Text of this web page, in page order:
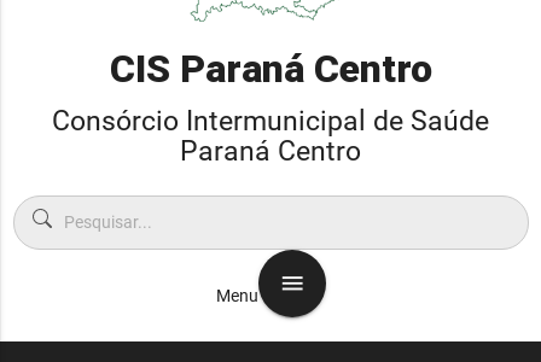
Menu menu
CIS Paraná Centro
Consórcio Intermunicipal de Saúde
Paraná Centro